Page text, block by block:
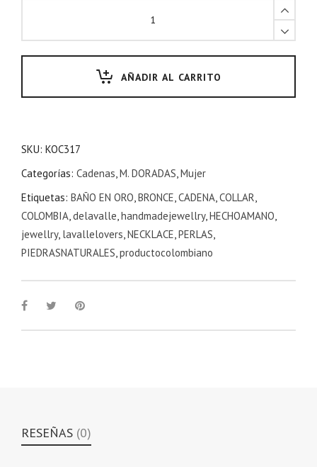
AÑADIR AL CARRITO
SKU: KOC317
Categorías: Cadenas,M. DORADAS,Mujer
Etiquetas: BAÑO EN ORO,BRONCE,CADENA,COLLAR,
COLOMBIA,delavalle,handmadejewellry,HECHOAMANO,
jewellry, lavallelovers,NECKLACE,PERLAS,
PIEDRASNATURALES,productocolombiano
RESEÑAS (0)